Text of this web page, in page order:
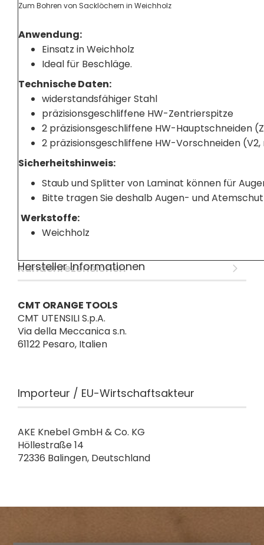
Zum Bohren von Sacklöchern in Weichholz
Anwendung:
Einsatz in Weichholz
Ideal für Beschläge.
Technische Daten:
widerstandsfähiger Stahl
präzisionsgeschliffene HW-Zentrierspitze
2 präzisionsgeschliffene HW-Hauptschneiden
2 präzisionsgeschliffene HW-Vorschneiden
Sicherheitshinweis:
Staub und Splitter von Laminat können für
Bitte tragen Sie deshalb Augen- und
Werkstoffe:
Weichholz
Kundenrezensionen
Hersteller Informationen
CMT ORANGE TOOLS
CMT UTENSILI S.p.A.
Via della Meccanica s.n.
61122 Pesaro, Italien
Importeur / EU-Wirtschaftsakteur
AKE Knebel GmbH & Co. KG
Höllestraße 14
72336 Balingen, Deutschland